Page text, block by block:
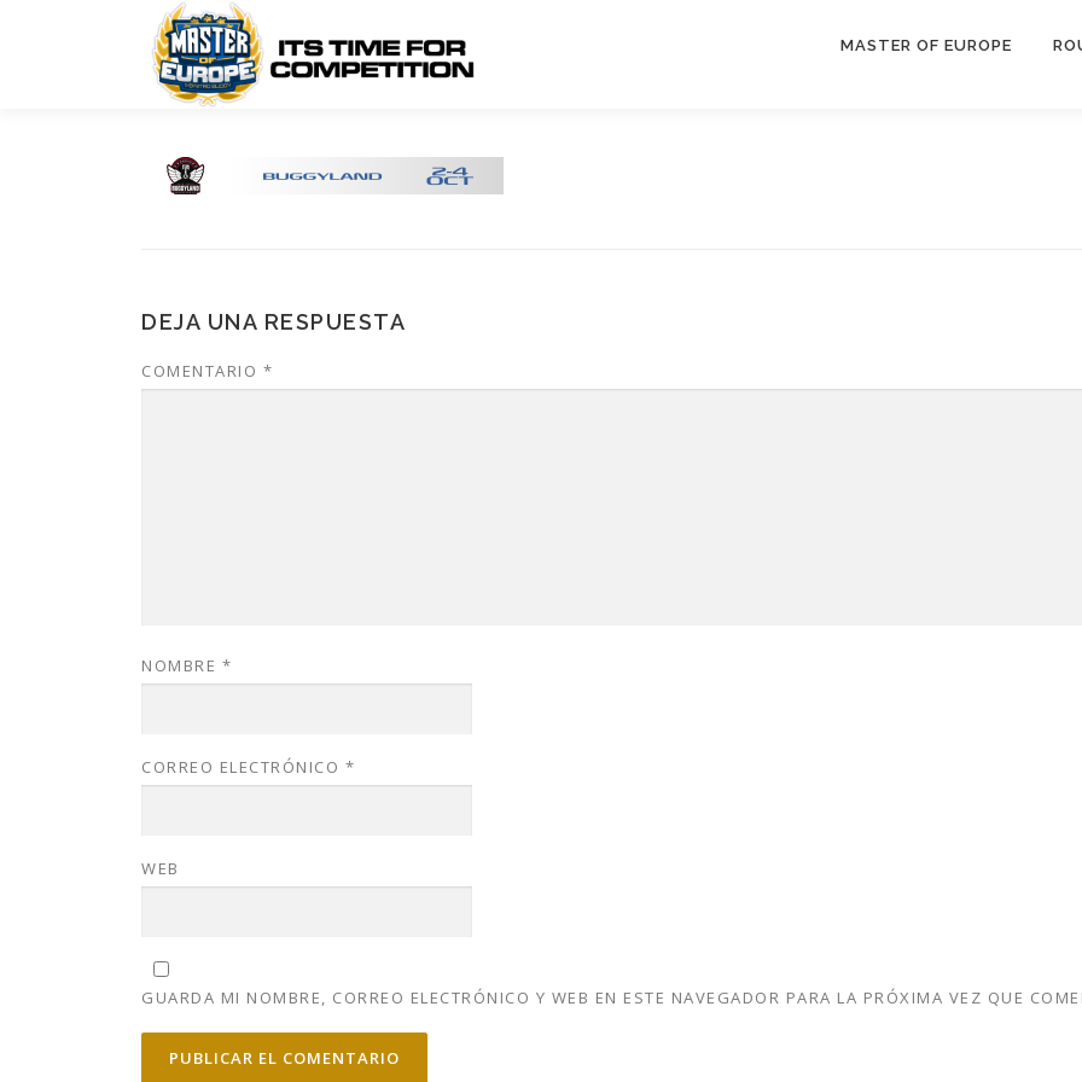
MASTER OF EUROPE
DEJA UNA RESPUESTA
COMENTARIO *
NOMBRE *
CORREO ELECTRÓNICO *
WEB
GUARDA MI NOMBRE, CORREO ELECTRÓNICO Y WEB EN ESTE NAVEGADOR PARA LA PRÓXIMA VEZ QUE